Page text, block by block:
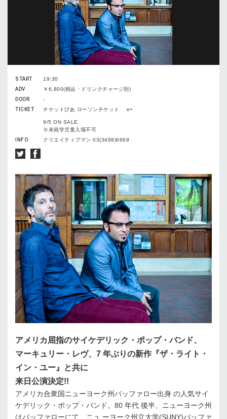
START
19:30
ADV
￥6,800(税込・ドリンクチャージ別)
DOOR
-
TICKET
チケットぴあ ローソンチケット e+
9/5 ON SALE
※未就学児童入場不可
INFO
クリエイティブマン 03(3499)6669
アメリカ屈指のサイケデリック・ポップ・バンド、
マーキュリー・レヴ、7 年ぶりの新作『ザ・ライト・
イン・ユー』と共に
来日公演決定!!
アメリカ合衆国ニューヨーク州バッファロー出身 の人気サイ
ケデリック・ポップ・バンド。80 年代 後半、ニューヨーク州
はバッファローにて、ニュ ーヨーク州立大学(SUNY)バッファ